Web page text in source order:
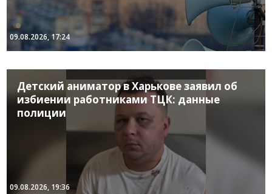
09.08.2026, 17:24
Детский аниматор в Харькове заявил об
избиении работниками ТЦК: данные
полиции
09.08.2026, 19:36